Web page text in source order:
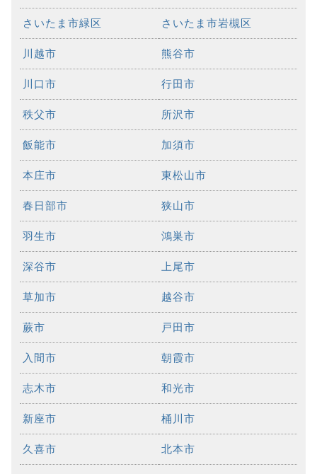
さいたま市緑区 さいたま市岩槻区
川越市 熊谷市
川口市 行田市
秩父市 所沢市
飯能市 加須市
本庄市 東松山市
春日部市 狭山市
羽生市 鴻巣市
深谷市 上尾市
草加市 越谷市
蕨市 戸田市
入間市 朝霞市
志木市 和光市
新座市 桶川市
久喜市 北本市